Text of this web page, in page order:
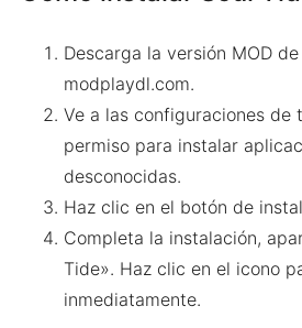
Descarga la versión MOD de
modplaydl.com.
Ve a las configuraciones de
permiso para instalar
desconocidas.
Haz clic en el botón de
Completa la instalación,
Tide». Haz clic en el icono
inmediatamente.